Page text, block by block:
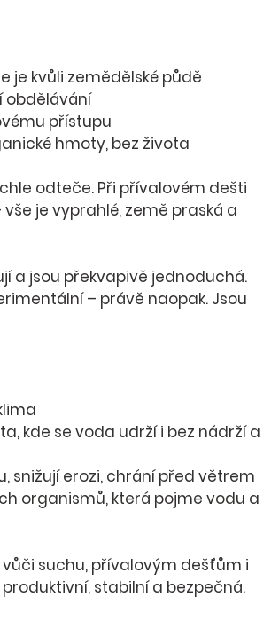
je kvůli zemědělské půdě
obdělávání
přístupu
hmoty, bez života
odteče. Při přívalovém dešti
vše je vyprahlé, země praská a
a jsou překvapivě jednoduchá.
– právě naopak. Jsou
kde se voda udrží i bez nádrží a
snižují erozi, chrání před větrem
organismů, která pojme vodu a
vůči suchu, přívalovým dešťům i
produktivní, stabilní a bezpečná.